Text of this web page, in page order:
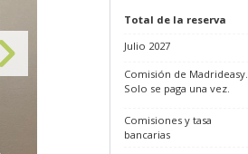
Total de la reserva
Julio 2027
Comisión de Madrideasy.
Solo se paga una vez.
Comisiones y tasa
bancarias